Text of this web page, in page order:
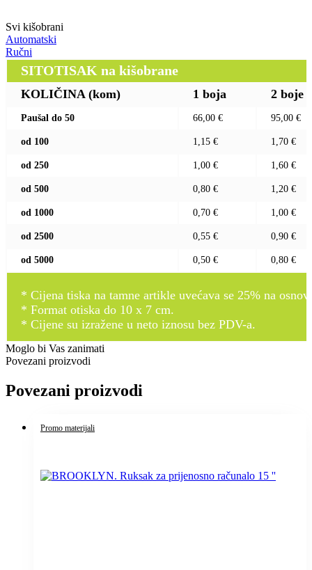
Svi kišobrani
Automatski
Ručni
SITOTISAK na kišobrane
KOLIČINA (kom) 1 boja 2 boje
Paušal do 50 66,00 € 95,00 €
od 100 1,15 € 1,70 €
od 250 1,00 € 1,60 €
od 500 0,80 € 1,20 €
od 1000 0,70 € 1,00 €
od 2500 0,55 € 0,90 €
od 5000 0,50 € 0,80 €
* Cijena tiska na tamne artikle uvećava se 25% na
* Format otiska do 10 x 7 cm.
* Cijene su izražene u neto iznosu bez PDV-a.
Moglo bi Vas zanimati
Povezani proizvodi
Povezani proizvodi
Promo materijali